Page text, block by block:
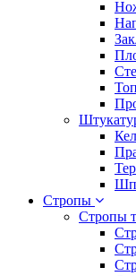
Стропы
Стропы